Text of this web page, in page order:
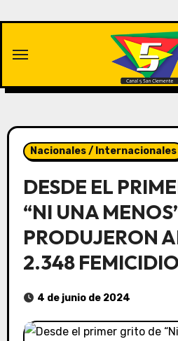
contenido
Nacionales / Internacionales
DESDE EL
“NI UNA
PRODUJERON
2.348
4 de junio de 2024